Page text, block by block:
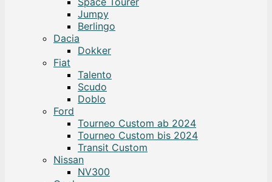
Jumpy
Berlingo
Dacia
Dokker
Fiat
Talento
Scudo
Doblo
Ford
Tourneo Custom ab 2024
Tourneo Custom bis 2024
Transit Custom
Nissan
NV300